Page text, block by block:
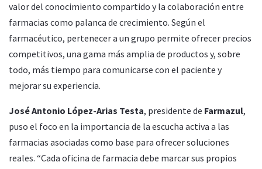
valor del conocimiento compartido y la colaboración entre
farmacias como palanca de crecimiento. Según el
farmacéutico, pertenecer a un grupo permite ofrecer precios
competitivos, una gama más amplia de productos y, sobre
todo, más tiempo para comunicarse con el paciente y
mejorar su experiencia.
José Antonio López-Arias Testa, presidente de Farmazul,
puso el foco en la importancia de la escucha activa a las
farmacias asociadas como base para ofrecer soluciones
reales. “Cada oficina de farmacia debe marcar sus propios